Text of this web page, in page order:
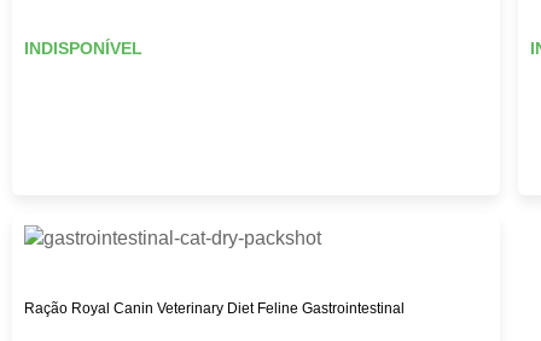
INDISPONÍVEL
Ração Royal Canin Veterinary Diet Feline Gastrointestinal